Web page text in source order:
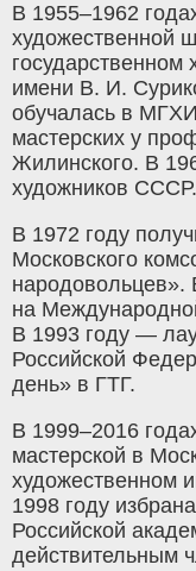
В 1955–1962
художественной
государственном
имени В. И.
обучалась в
мастерских у
Жилинского. В
художников СССР.
В 1972 году
Московского
на
В 1993 году —
Российской
день» в ГТГ.
В 1999–2016
мастерской в
художественном
1998 году
Российской
действительным